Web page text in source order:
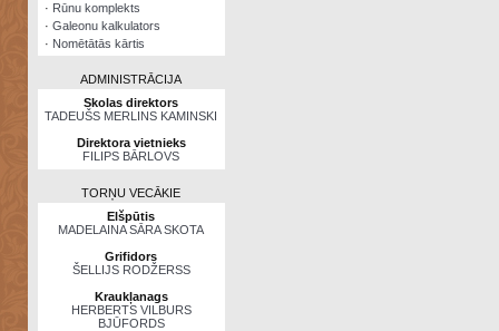
· Rūnu komplekts
· Galeonu kalkulators
· Nomētātās kārtis
ADMINISTRĀCIJA
Skolas direktors
TADEUŠS MERLINS KAMINSKI
Direktora vietnieks
FILIPS BĀRLOVS
TORŅU VECĀKIE
Elšpūtis
MADELAINA SĀRA SKOTA
Grifidors
ŠELLIJS RODŽERSS
Kraukļanags
HERBERTS VILBURS
BJŪFORDS